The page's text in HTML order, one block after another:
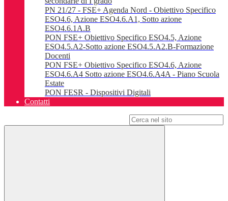
PN 21/27 - FSE+ Agenda Nord - Obiettivo Specifico
ESO4.6, Azione ESO4.6.A1, Sotto azione
ESO4.6.1A.B
PON FSE+ Obiettivo Specifico ESO4.5, Azione
ESO4.5.A2-Sotto azione ESO4.5.A2.B-Formazione
Docenti
PON FSE+ Obiettivo Specifico ESO4.6, Azione
ESO4.6.A4 Sotto azione ESO4.6.A4A - Piano Scuola
Estate
PON FESR - Dispositivi Digitali
Contatti